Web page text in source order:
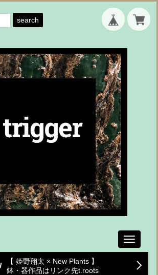
search
Toggle
【 姫野翔太 × New Plants 】
鉢・器作品はリンク先t.roots